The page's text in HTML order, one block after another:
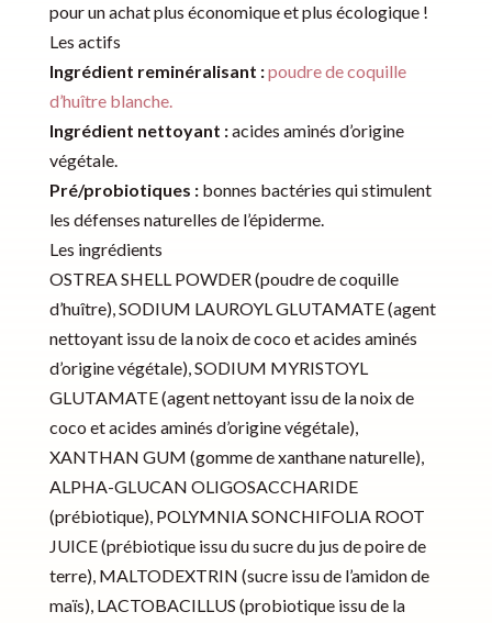
pour un achat plus économique et plus écologique !
Les actifs
Ingrédient reminéralisant :poudre de coquille
d’huître blanche.
Ingrédient nettoyant :acides aminés d’origine
végétale.
Pré/probiotiques :bonnes bactéries qui stimulent
les défenses naturelles de l’épiderme.
Les ingrédients
OSTREA SHELL POWDER (poudre de coquille
d’huître), SODIUM LAUROYL GLUTAMATE (agent
nettoyant issu de la noix de coco et acides aminés
d’origine végétale), SODIUM MYRISTOYL
GLUTAMATE (agent nettoyant issu de la noix de
coco et acides aminés d’origine végétale),
XANTHAN GUM (gomme de xanthane naturelle),
ALPHA-GLUCAN OLIGOSACCHARIDE
(prébiotique), POLYMNIA SONCHIFOLIA ROOT
JUICE (prébiotique issu du sucre du jus de poire de
terre), MALTODEXTRIN (sucre issu de l’amidon de
maïs), LACTOBACILLUS (probiotique issu de la